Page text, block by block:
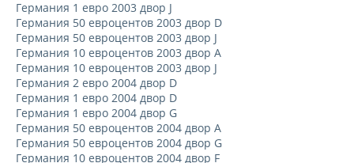
Германия 1 евро 2003 двор J
Германия 50 евроцентов 2003 двор D
Германия 50 евроцентов 2003 двор J
Германия 10 евроцентов 2003 двор A
Германия 10 евроцентов 2003 двор J
Германия 2 евро 2004 двор D
Германия 1 евро 2004 двор D
Германия 1 евро 2004 двор G
Германия 50 евроцентов 2004 двор A
Германия 50 евроцентов 2004 двор G
Германия 10 евроцентов 2004 двор F